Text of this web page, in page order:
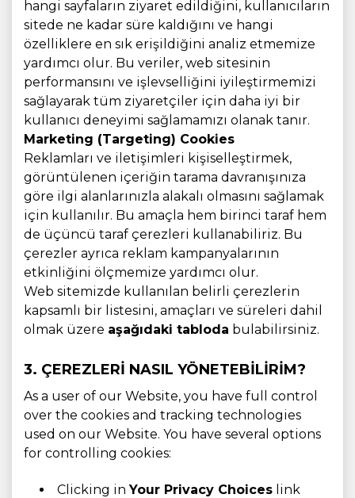
hangi sayfaların ziyaret edildiğini, kullanıcıların
sitede ne kadar süre kaldığını ve hangi
özelliklere en sık erişildiğini analiz etmemize
yardımcı olur. Bu veriler, web sitesinin
performansını ve işlevselliğini iyileştirmemizi
sağlayarak tüm ziyaretçiler için daha iyi bir
kullanıcı deneyimi sağlamamızı olanak tanır.
Marketing (Targeting) Cookies
Reklamları ve iletişimleri kişiselleştirmek,
görüntülenen içeriğin tarama davranışınıza
göre ilgi alanlarınızla alakalı olmasını sağlamak
için kullanılır. Bu amaçla hem birinci taraf hem
de üçüncü taraf çerezleri kullanabiliriz. Bu
çerezler ayrıca reklam kampanyalarının
etkinliğini ölçmemize yardımcı olur.
Web sitemizde kullanılan belirli çerezlerin
kapsamlı bir listesini, amaçları ve süreleri dahil
olmak üzere aşağıdaki tabloda bulabilirsiniz.
3. ÇEREZLERI NASIL YÖNETEBILIRIM?
As a user of our Website, you have full control
over the cookies and tracking technologies
used on our Website. You have several options
for controlling cookies:
Clicking inYour Privacy Choices link